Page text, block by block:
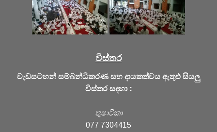
විස්තර
වැඩසටහන් සම්බන්ධීකරණ සහ දායකත්වය ඇතුළු සියලු
විස්තර සදහා :
තුෂාරිකා
077 7304415